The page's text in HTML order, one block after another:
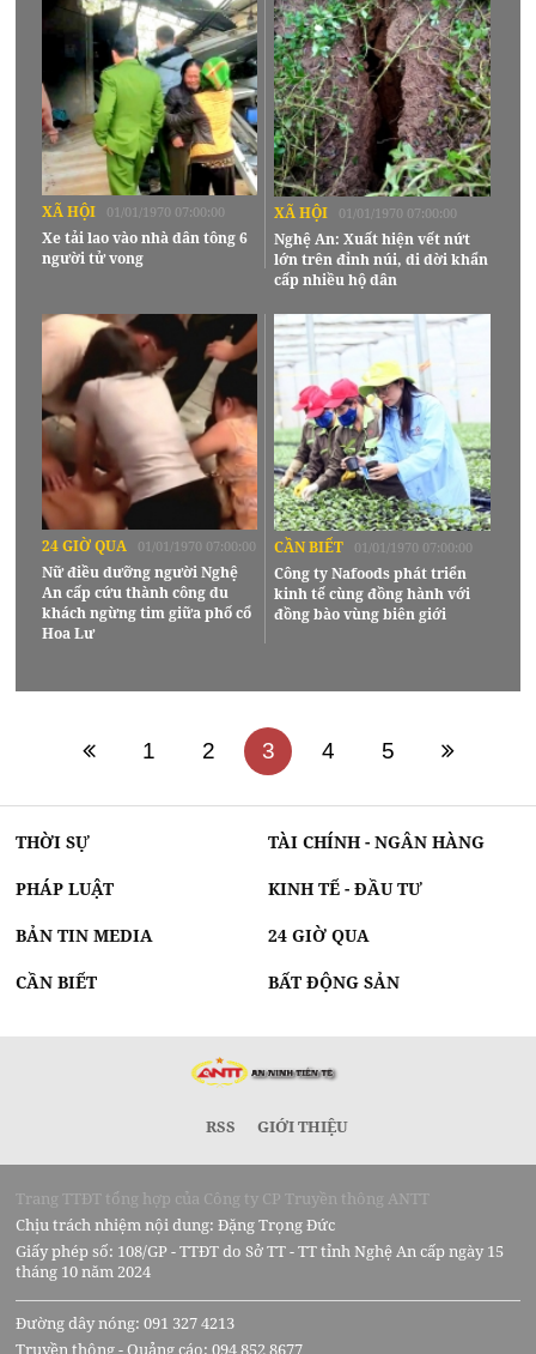
XÃ HỘI 01/01/1970 07:00:00
Xe tải lao vào nhà dân tông 6
người tử vong
XÃ HỘI 01/01/1970 07:00:00
Nghệ An: Xuất hiện vết nứt
lớn trên đỉnh núi, di dời khẩn
cấp nhiều hộ dân
24 GIỜ QUA 01/01/1970 07:00:00
Nữ điều dưỡng người Nghệ
An cấp cứu thành công du
khách ngừng tim giữa phố cổ
Hoa Lư
CẦN BIẾT 01/01/1970 07:00:00
Công ty Nafoods phát triển
kinh tế cùng đồng hành với
đồng bào vùng biên giới
1 2 3 4 5
THỜI SỰ TÀI CHÍNH - NGÂN HÀNG
PHÁP LUẬT KINH TẾ - ĐẦU TƯ
BẢN TIN MEDIA 24 GIỜ QUA
CẦN BIẾT BẤT ĐỘNG SẢN
RSS GIỚI THIỆU
Trang TTĐT tổng hợp của Công ty CP Truyền thông ANTT
Chịu trách nhiệm nội dung: Đặng Trọng Đức
Giấy phép số: 108/GP - TTĐT do Sở TT - TT tỉnh Nghệ An cấp ngày 15
tháng 10 năm 2024
Đường dây nóng: 091 327 4213
Truyền thông - Quảng cáo: 094 852 8677